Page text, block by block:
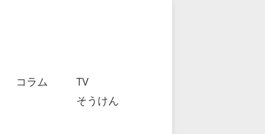
コラム
TV
そうけん